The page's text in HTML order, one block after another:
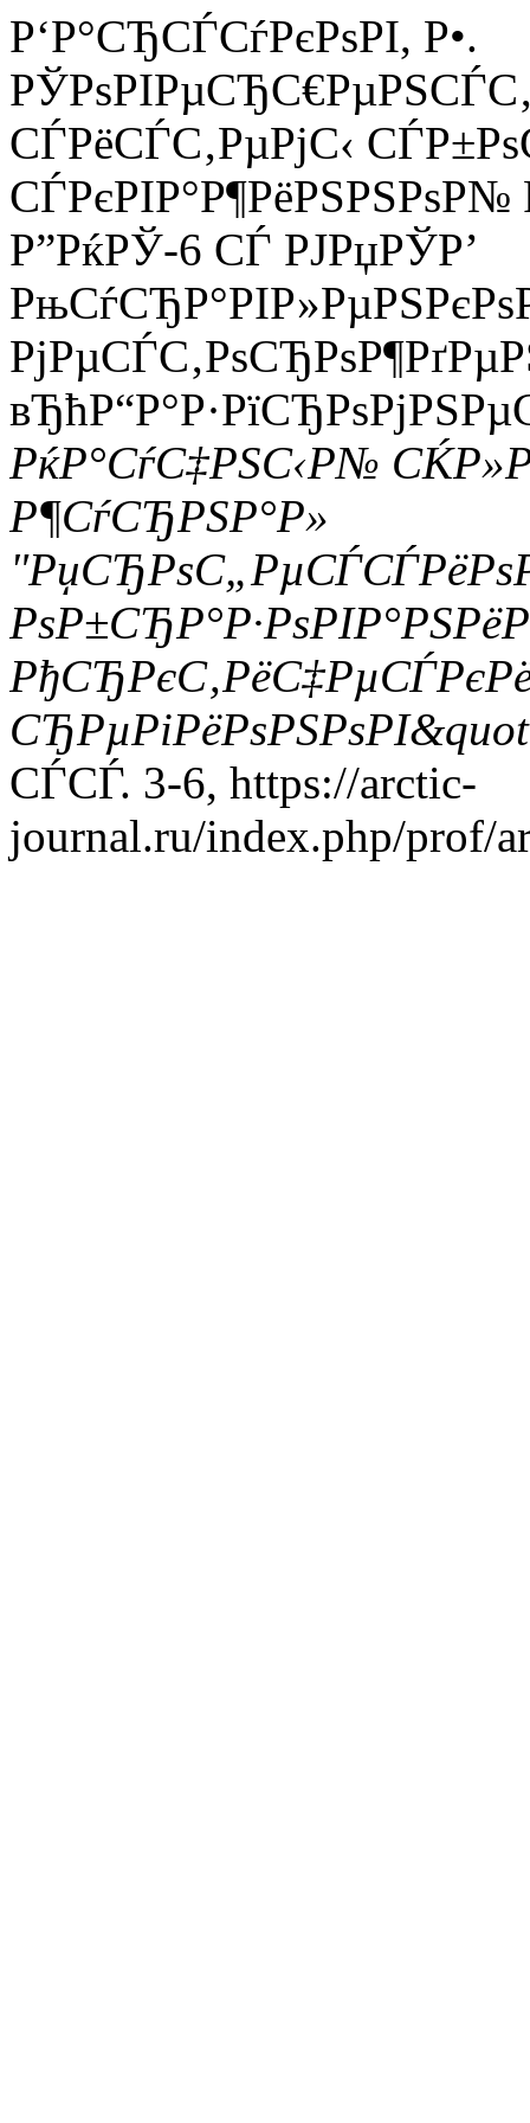
Р‘Р°СЂСЃСѓРєРѕРІ, Р•.
СЃРёСЃС‚РµРјС‹
СЃРєРІР°Р¶РёРЅРЅРѕР№
Р”РќРЎ-6 СЃ РЈРџРЎР’
РќР°СѓС‡РЅС‹Р№
Р¶СѓСЂРЅР°Р»
СЃСЃ. 3-6, https://arctic-
journal.ru/index.php/prof/